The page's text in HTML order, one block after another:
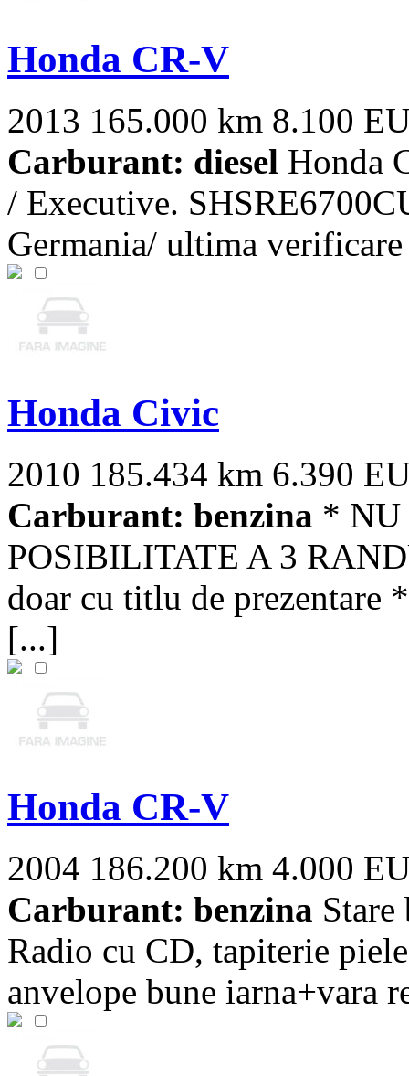
Honda CR-V
2013 165.000 km 8.100
Carburant: diesel Honda
/ Executive.
Germania/ ultima
Honda Civic
2010 185.434 km 6.390
Carburant: benzina * NU
POSIBILITATE A 3
doar cu titlu de prezentare
[...]
Honda CR-V
2004 186.200 km 4.000
Carburant: benzina
Radio cu CD, tapiterie
anvelope bune iarna+vara